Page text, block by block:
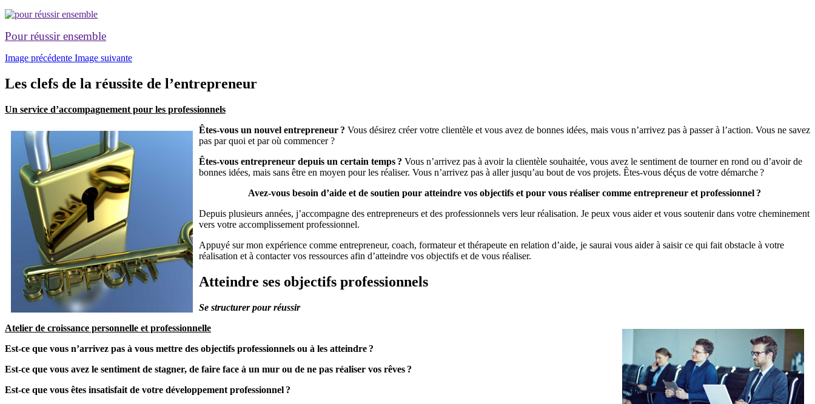
Pour réussir ensemble
Image précédente Image suivante
Les clefs de la réussite de l’entrepreneur
Un service d’accompagnement pour les professionnels
Êtes-vous un nouvel entrepreneur ? Vous désirez créer votre clientèle et vous avez de bonnes idées, mais vous n’arrivez pas à passer à l’action. Vous ne savez
pas par quoi et par où commencer ?
Êtes-vous entrepreneur depuis un certain temps ? Vous n’arrivez pas à avoir la clientèle souhaitée, vous avez le sentiment de tourner en rond ou d’avoir de
bonnes idées, mais sans être en moyen pour les réaliser. Vous n’arrivez pas à aller jusqu’au bout de vos projets. Êtes-vous déçus de votre démarche ?
Avez-vous besoin d’aide et de soutien pour atteindre vos objectifs et pour vous réaliser comme entrepreneur et professionnel ?
Depuis plusieurs années, j’accompagne des entrepreneurs et des professionnels vers leur réalisation. Je peux vous aider et vous soutenir dans votre cheminement
vers votre accomplissement professionnel.
Appuyé sur mon expérience comme entrepreneur, coach, formateur et thérapeute en relation d’aide, je saurai vous aider à saisir ce qui fait obstacle à votre
réalisation et à contacter vos ressources afin d’atteindre vos objectifs et de vous réaliser.
Atteindre ses objectifs professionnels
Se structurer pour réussir
Atelier de croissance personnelle et professionnelle
Est-ce que vous n’arrivez pas à vous mettre des objectifs professionnels ou à les atteindre ?
Est-ce que vous avez le sentiment de stagner, de faire face à un mur ou de ne pas réaliser vos rêves ?
Est-ce que vous êtes insatisfait de votre développement professionnel ?